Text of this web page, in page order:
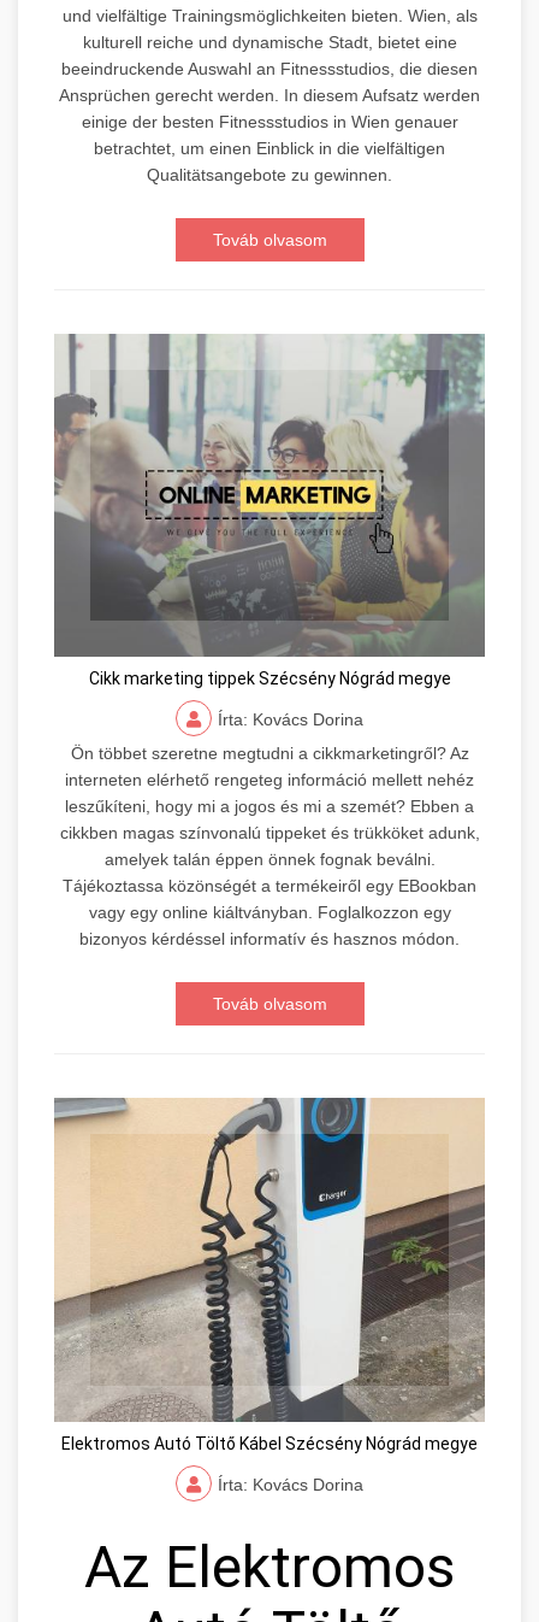
und vielfältige Trainingsmöglichkeiten bieten. Wien, als
kulturell reiche und dynamische Stadt, bietet eine
beeindruckende Auswahl an Fitnessstudios, die diesen
Ansprüchen gerecht werden. In diesem Aufsatz werden
einige der besten Fitnessstudios in Wien genauer
betrachtet, um einen Einblick in die vielfältigen
Qualitätsangebote zu gewinnen.
Továb olvasom
Cikk marketing tippek Szécsény Nógrád megye
Írta: Kovács Dorina
Ön többet szeretne megtudni a cikkmarketingről? Az
interneten elérhető rengeteg információ mellett nehéz
leszűkíteni, hogy mi a jogos és mi a szemét? Ebben a
cikkben magas színvonalú tippeket és trükköket adunk,
amelyek talán éppen önnek fognak beválni.
Tájékoztassa közönségét a termékeiről egy EBookban
vagy egy online kiáltványban. Foglalkozzon egy
bizonyos kérdéssel informatív és hasznos módon.
Továb olvasom
Elektromos Autó Töltő Kábel Szécsény Nógrád megye
Írta: Kovács Dorina
Az Elektromos